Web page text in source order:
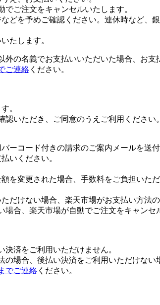
ご注文をキャンセルいたします。
どを予めご確認ください。連休時など、
たします。
の名義でお支払いいただいた場合、お支
ご連絡 ください。
。
認いただき、ご同意のうえご利用ください。
ーコード付きの請求のご案内メールを送
いください。
を変更された場合、手数料をご負担いた
だけない場合、楽天市場がお支払い方法
合、楽天市場が自動でご注文をキャンセ
済をご利用いただけません。
場合、後払い決済をご利用いただけない
でご連絡 ください。